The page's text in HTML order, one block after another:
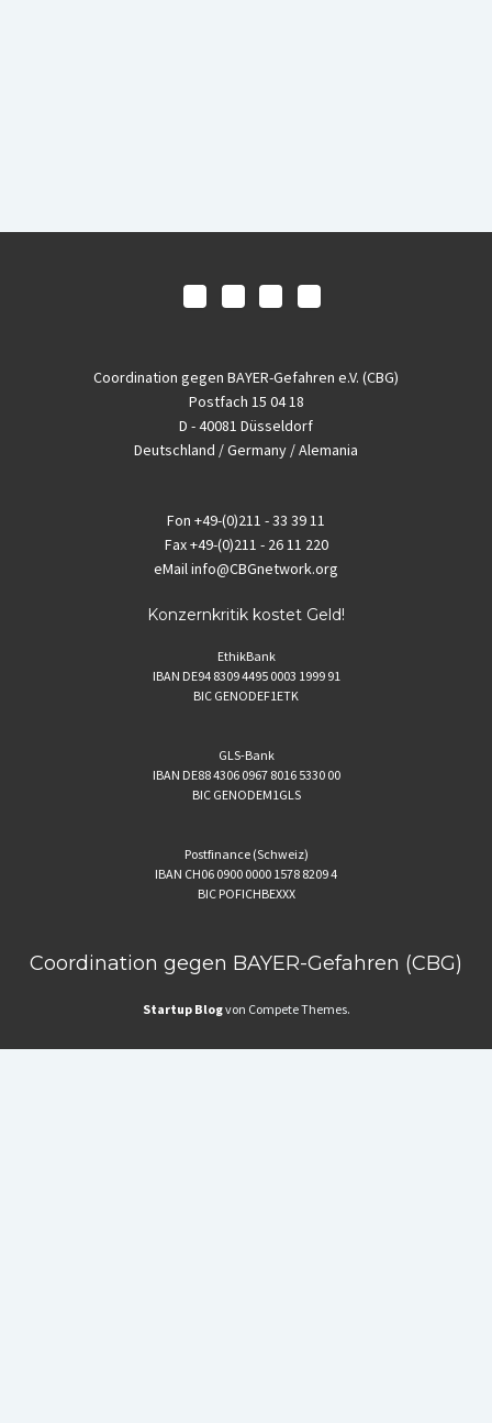
Coordination gegen BAYER-Gefahren e.V. (CBG)
Postfach 15 04 18
D - 40081 Düsseldorf
Deutschland / Germany / Alemania
Fon +49-(0)211 - 33 39 11
Fax+49-(0)211 - 26 11 220
eMailinfo@CBGnetwork.org
Konzernkritik kostet Geld!
EthikBank
IBAN DE94 8309 4495 0003 1999 91
BIC GENODEF1ETK
GLS-Bank
IBAN DE88 4306 0967 8016 5330 00
BIC GENODEM1GLS
Postfinance (Schweiz)
IBAN CH06 0900 0000 1578 8209 4
BIC POFICHBEXXX
Coordination gegen BAYER-Gefahren (CBG)
Startup Blogvon Compete Themes.